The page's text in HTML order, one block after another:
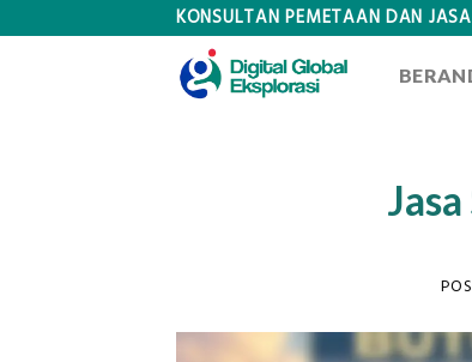
KONSULTAN PEMETAAN DAN